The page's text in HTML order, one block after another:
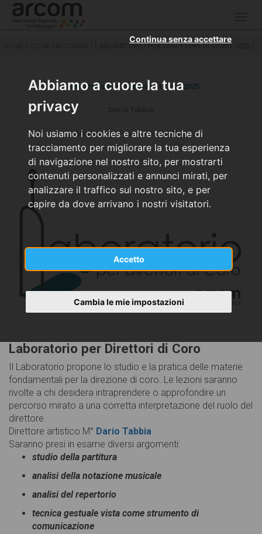
Abbiamo a cuore la tua
privacy
Noi usiamo i cookies e altre tecniche di
tracciamento per migliorare la tua esperienza
di navigazione nel nostro sito, per mostrarti
contenuti personalizzati e annunci mirati, per
analizzare il traffico sul nostro sito, e per
capire da dove arrivano i nostri visitatori.
Accetto
Continua senza accettare
Cambia le mie impostazioni
LABORATORIO PER DIRETTORI DI CORO 2025
Laboratorio per Direttori di Coro 2025
Modulo iscrizione e costi 2025
Laboratorio per Direttori di Coro
Il Laboratorio propone lo studio e la pratica delle materie
fondamentali per la direzione di coro. Le lezioni saranno
rivolte a chi desidera intraprendere o approfondire un
percorso mirato a una corretta interpretazione del ruolo del
direttore.
Direttore artistico M° Dario Tabbia
Saranno presi in esame diversi argomenti:
studio della partitura
analisi della notazione musicale
analisi del repertorio
tecnica gestuale vista come strumento di
comunicazione